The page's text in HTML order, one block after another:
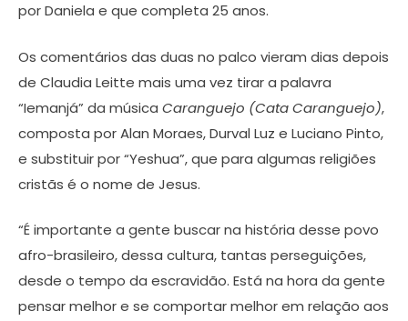
por Daniela e que completa 25 anos.
Os comentários das duas no palco vieram dias depois
de Claudia Leitte mais uma vez tirar a palavra
“Iemanjá” da música Caranguejo (Cata Caranguejo),
composta por Alan Moraes, Durval Luz e Luciano Pinto,
e substituir por “Yeshua”, que para algumas religiões
cristãs é o nome de Jesus.
“É importante a gente buscar na história desse povo
afro-brasileiro, dessa cultura, tantas perseguições,
desde o tempo da escravidão. Está na hora da gente
pensar melhor e se comportar melhor em relação aos